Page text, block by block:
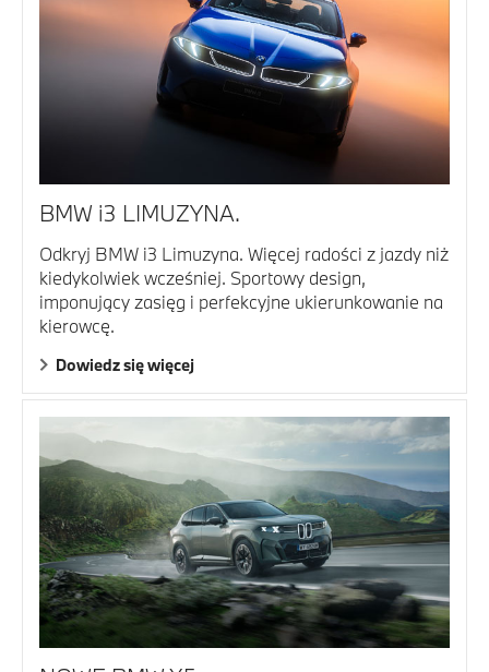
BMW i3 LIMUZYNA.
Odkryj BMW i3 Limuzyna. Więcej radości z jazdy niż
kiedykolwiek wcześniej. Sportowy design,
imponujący zasięg i perfekcyjne ukierunkowanie na
kierowcę.
Dowiedz się więcej